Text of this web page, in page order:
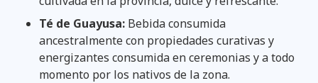
Té de Guayusa: Bebida consumida
ancestralmente con propiedades curativas y
energizantes consumida en ceremonias y a todo
momento por los nativos de la zona.